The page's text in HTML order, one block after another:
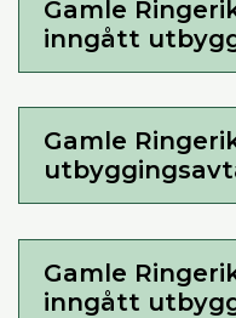
Gamle
inngått
Gamle
Gamle
inngått